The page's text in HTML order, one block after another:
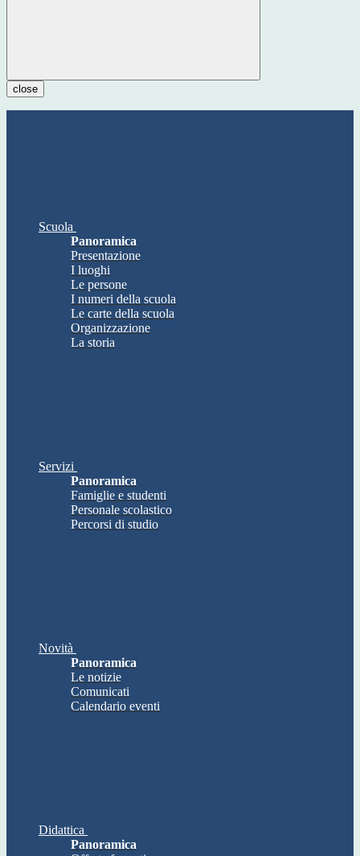
close
Scuola
Panoramica
Presentazione
I luoghi
Le persone
I numeri della scuola
Le carte della scuola
Organizzazione
La storia
Servizi
Panoramica
Famiglie e studenti
Personale scolastico
Percorsi di studio
Novità
Panoramica
Le notizie
Comunicati
Calendario eventi
Didattica
Panoramica